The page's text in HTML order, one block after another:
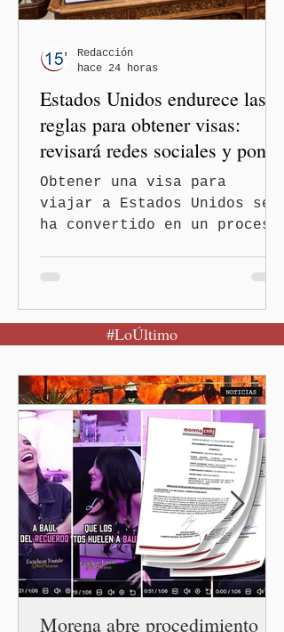
los gobiernos, llegan por
— es importante que México
tenga relaciones
diplomáticas con el mu
Estados Unidos endurece las
reglas para obtener visas:
revisará redes sociales y pone
freno al Turismo de
Nacimiento
Obtener una visa para
viajar a Estados Unidos se
ha convertido en un proceso
Estado amplió la revisión
de la presencia digital de
Washington busca cerrar el
paso al llamado “turismo de
nacimiento” y reforzar los
controles migratorios.
Redacción
hace 24 horas
#LoÚltimo
Morena abre procedimiento